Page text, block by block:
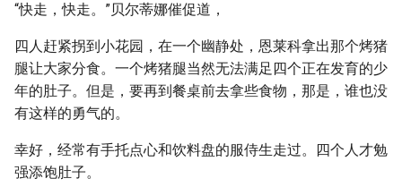
“快走，快走。”贝尔蒂娜催促道，
四人赶紧拐到小花园，在一个幽静处，恩莱科拿出那个烤猪
腿让大家分食。一个烤猪腿当然无法满足四个正在发育的少
年的肚子。但是，要再到餐桌前去拿些食物，那是，谁也没
有这样的勇气的。
幸好，经常有手托点心和饮料盘的服侍生走过。四个人才勉
强添饱肚子。